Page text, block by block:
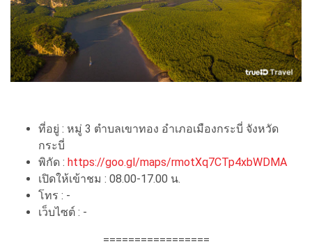
ที่อยู่ : หมู่ 3 ตำบลเขาทอง อำเภอเมืองกระบี่ จังหวัด
กระบี่
พิกัด : https://goo.gl/maps/rmotXq7CTp4xbWDMA
เปิดให้เข้าชม : 08.00-17.00 น.
โทร : -
เว็บไซต์ : -
=================